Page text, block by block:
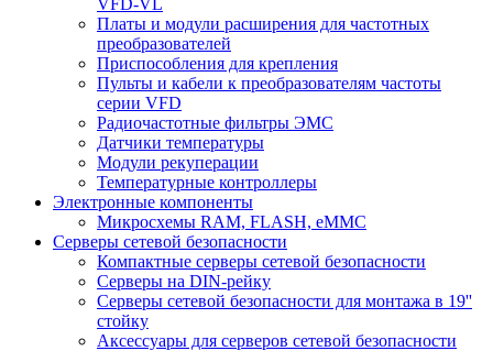
VFD-VL
Платы и модули расширения для частотных
преобразователей
Приспособления для крепления
Пульты и кабели к преобразователям частоты
серии VFD
Радиочастотные фильтры ЭМС
Датчики температуры
Модули рекуперации
Температурные контроллеры
Электронные компоненты
Микросхемы RAM, FLASH, eMMC
Серверы сетевой безопасности
Компактные серверы сетевой безопасности
Серверы на DIN-рейку
Серверы сетевой безопасности для монтажа в 19''
стойку
Аксессуары для серверов сетевой безопасности